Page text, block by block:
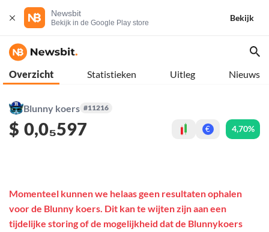
Newsbit
Bekijk in de Google Play store
Bekijk
Overzicht Statistieken Uitleg Nieuws
Blunny koers #11216
$ 0,0₅597 € 4,70%
Momenteel kunnen we helaas geen resultaten ophalen
voor de Blunny koers. Dit kan te wijten zijn aan een
tijdelijke storing of de mogelijkheid dat de Blunnykoers